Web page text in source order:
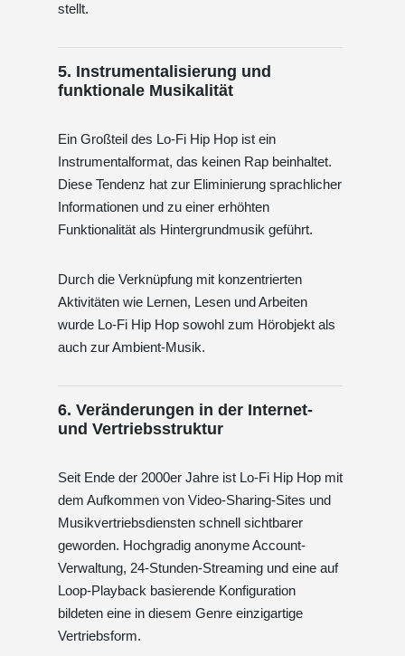
stellt.
5. Instrumentalisierung und
funktionale Musikalität
Ein Großteil des Lo-Fi Hip Hop ist ein
Instrumentalformat, das keinen Rap beinhaltet.
Diese Tendenz hat zur Eliminierung sprachlicher
Informationen und zu einer erhöhten
Funktionalität als Hintergrundmusik geführt.
Durch die Verknüpfung mit konzentrierten
Aktivitäten wie Lernen, Lesen und Arbeiten
wurde Lo-Fi Hip Hop sowohl zum Hörobjekt als
auch zur Ambient-Musik.
6. Veränderungen in der Internet-
und Vertriebsstruktur
Seit Ende der 2000er Jahre ist Lo-Fi Hip Hop mit
dem Aufkommen von Video-Sharing-Sites und
Musikvertriebsdiensten schnell sichtbarer
geworden. Hochgradig anonyme Account-
Verwaltung, 24-Stunden-Streaming und eine auf
Loop-Playback basierende Konfiguration
bildeten eine in diesem Genre einzigartige
Vertriebsform.